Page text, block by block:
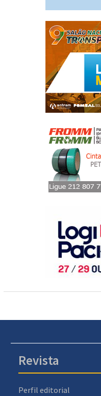
Revista
Perfil editorial